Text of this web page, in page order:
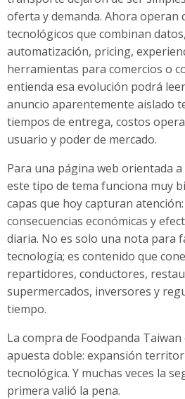
oferta y demanda. Ahora operan
tecnológicos que combinan
automatización, pricing,
herramientas para comercios o
entienda esa evolución podrá
anuncio aparentemente aislado
tiempos de entrega, costos
usuario y poder de mercado.
Para una página web orientada
este tipo de tema funciona muy
capas que hoy capturan
consecuencias económicas y
diaria. No es solo una nota para
tecnología; es contenido que
repartidores, conductores,
supermercados, inversores y
tiempo.
La compra de Foodpanda Taiwan
apuesta doble: expansión
tecnológica. Y muchas veces la
primera valió la pena.